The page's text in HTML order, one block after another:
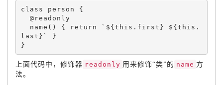
class person
{
name ( ) { return `$ {this . first } $ {this .
last } ` }
}
上面代码中，修饰器 readonly 用来修饰“类”的 name 方
法。